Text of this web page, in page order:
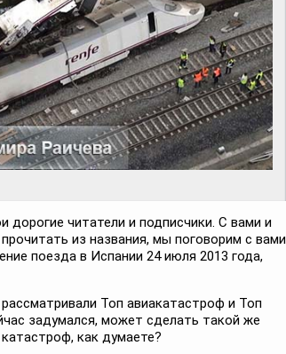
дорогие читатели и подписчики. С вами и
из названия, мы поговорим с вами
поезда в Испании 24 июля 2013 года,
Топ авиакатастроф и Топ
задумался, может сделать такой же
как думаете?